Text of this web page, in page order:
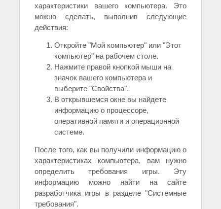
характеристики вашего компьютера. Это
можно сделать, выполнив следующие
действия:
Откройте "Мой компьютер" или "Этот
компьютер" на рабочем столе.
Нажмите правой кнопкой мыши на
значок вашего компьютера и
выберите "Свойства".
В открывшемся окне вы найдете
информацию о процессоре,
оперативной памяти и операционной
системе.
После того, как вы получили информацию о
характеристиках компьютера, вам нужно
определить требования игры. Эту
информацию можно найти на сайте
разработчика игры в разделе "Системные
требования".